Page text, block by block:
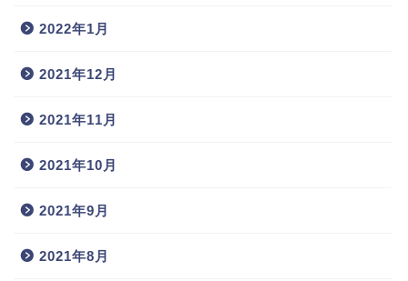
2022年1月
2021年12月
2021年11月
2021年10月
2021年9月
2021年8月